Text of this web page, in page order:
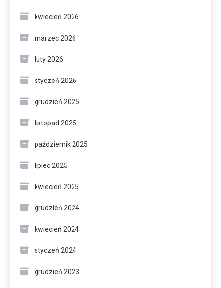
kwiecień 2026
marzec 2026
luty 2026
styczeń 2026
grudzień 2025
listopad 2025
październik 2025
lipiec 2025
kwiecień 2025
grudzień 2024
kwiecień 2024
styczeń 2024
grudzień 2023